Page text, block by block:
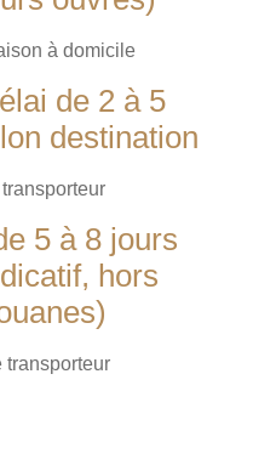
à domicile
de 2 à 5
destination
5 à 8 jours
hors
transporteur